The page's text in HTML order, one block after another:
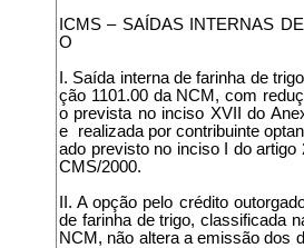
ICMS – SAÍDAS INTERNAS
O
I. Saída interna de farinha de
ção 1101.00 da NCM, com
o prevista no inciso XVII do
e realizada por contribuinte
ado previsto no inciso I do artigo
CMS/2000.
II. A opção pelo crédito
de farinha de trigo, classificada
NCM, não altera a emissão dos